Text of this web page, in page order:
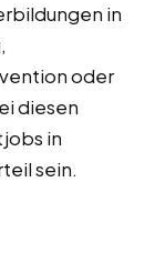
in
oder
diesen
in
sein.